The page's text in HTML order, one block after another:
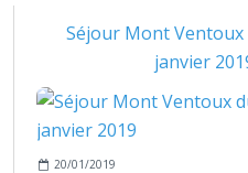
Séjour Mont Ventoux
janvier
20/01/2019